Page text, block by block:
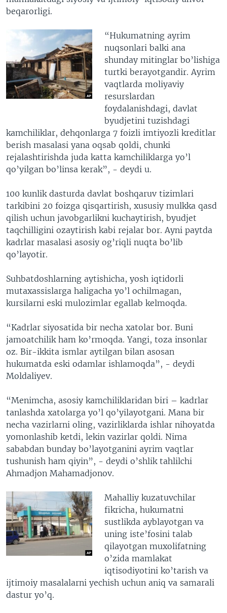
beqarorligi.
“Hukumatning ayrim
nuqsonlari balki ana
shunday mitinglar bo’lishiga
turtki berayotgandir. Ayrim
vaqtlarda moliyaviy
resurslardan
foydalanishdagi, davlat
byudjetini tuzishdagi
kamchiliklar, dehqonlarga 7 foizli imtiyozli kreditlar
berish masalasi yana oqsab qoldi, chunki
rejalashtirishda juda katta kamchiliklarga yo’l
qo’yilgan bo’linsa kerak”, - deydi u.
100 kunlik dasturda davlat boshqaruv tizimlari
tarkibini 20 foizga qisqartirish, xususiy mulkka qasd
qilish uchun javobgarlikni kuchaytirish, byudjet
taqchilligini ozaytirish kabi rejalar bor. Ayni paytda
kadrlar masalasi asosiy og’riqli nuqta bo’lib
qo’layotir.
Suhbatdoshlarning aytishicha, yosh iqtidorli
mutaxassislarga haligacha yo’l ochilmagan,
kursilarni eski mulozimlar egallab kelmoqda.
“Kadrlar siyosatida bir necha xatolar bor. Buni
jamoatchilik ham ko’rmoqda. Yangi, toza insonlar
oz. Bir-ikkita ismlar aytilgan bilan asosan
hukumatda eski odamlar ishlamoqda”, - deydi
Moldaliyev.
“Menimcha, asosiy kamchiliklaridan biri – kadrlar
tanlashda xatolarga yo’l qo’yilayotgani. Mana bir
necha vazirlarni oling, vazirliklarda ishlar nihoyatda
yomonlashib ketdi, lekin vazirlar qoldi. Nima
sababdan bunday bo’layotganini ayrim vaqtlar
tushunish ham qiyin”, - deydi o’shlik tahlilchi
Ahmadjon Mahamadjonov.
Mahalliy kuzatuvchilar
fikricha, hukumatni
sustlikda ayblayotgan va
uning iste’fosini talab
qilayotgan muxolifatning
o’zida mamlakat
iqtisodiyotini ko’tarish va
ijtimoiy masalalarni yechish uchun aniq va samarali
dastur yo’q.